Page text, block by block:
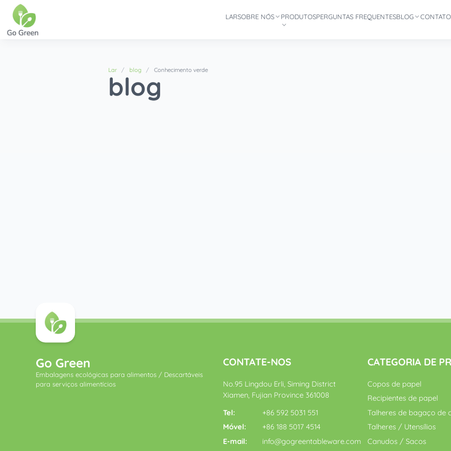
LARSOBRE NÓS PRODUTOSPERGUNTAS FREQUENTESBLOG CONTATO
Lar blog Conhecimento verde
blog
Go Green
Embalagens ecológicas para alimentos / Descartáveis ​​
para serviços alimentícios
CONTATE-NOS
No.95 Lingdou Erli, Siming District
Xiamen, Fujian Province 361008
Tel:
+86 592 5031 551
Móvel:
+86 188 5017 4514
E-mail:
info@gogreentableware.com
CATEGORIA DE
Copos de papel
Recipientes de papel
Talheres de bagaço de
Talheres / Utensílios
Canudos / Sacos